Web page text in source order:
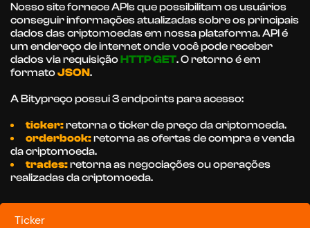
Nosso site fornece APIs que possibilitam os usuários
conseguir informações atualizadas sobre os principais
dados das criptomoedas em nossa plataforma. API é
um endereço de internet onde você pode receber
dados via requisiçãoHTTP GET. O retorno é em
formatoJSON.
A Bitypreço possui 3 endpoints para acesso:
ticker:retorna o ticker de preço da criptomoeda.
orderbook:retorna as ofertas de compra e venda
da criptomoeda.
trades:retorna as negociações ou operações
realizadas da criptomoeda.
Ticker